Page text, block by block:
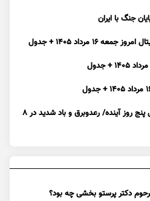
جنگ با ایران
۱۶ مرداد ۱۴۰۵ + جدول
پیش بینی هواشناسی کشور طی پنج روز آینده/ رعدوبرق و باد شدید در ۸
دکتر پرستو بخشی چه بود؟